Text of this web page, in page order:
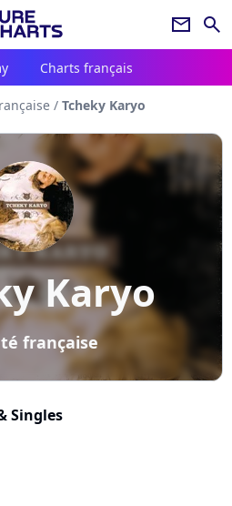
newsletter search
Charts français
/ Tcheky Karyo
Karyo
française
Singles